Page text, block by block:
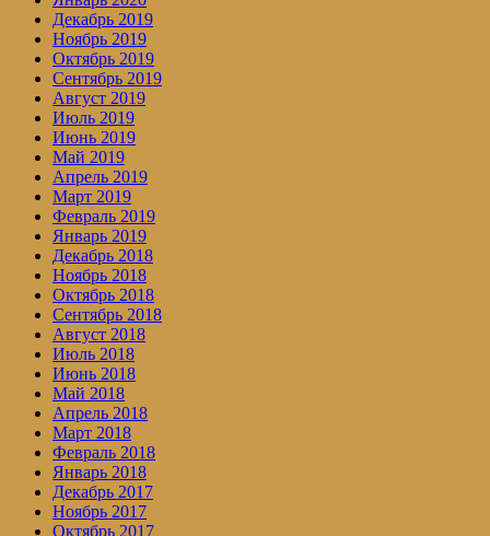
Декабрь 2019
Ноябрь 2019
Октябрь 2019
Сентябрь 2019
Август 2019
Июль 2019
Июнь 2019
Май 2019
Апрель 2019
Март 2019
Февраль 2019
Январь 2019
Декабрь 2018
Ноябрь 2018
Октябрь 2018
Сентябрь 2018
Август 2018
Июль 2018
Июнь 2018
Май 2018
Апрель 2018
Март 2018
Февраль 2018
Январь 2018
Декабрь 2017
Ноябрь 2017
Октябрь 2017